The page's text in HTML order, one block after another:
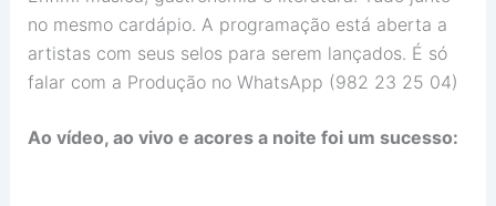
no mesmo cardápio. A programação está aberta a
artistas com seus selos para serem lançados. É só
falar com a Produção no WhatsApp (982 23 25 04)
Ao vídeo, ao vivo e acores a noite foi um sucesso: